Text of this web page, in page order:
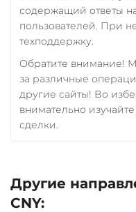
содержащий ответы
пользователей. При
техподдержку.
Обратите внимание!
за различные
другие сайты! Во
внимательно
сделки.
Другие
CNY: